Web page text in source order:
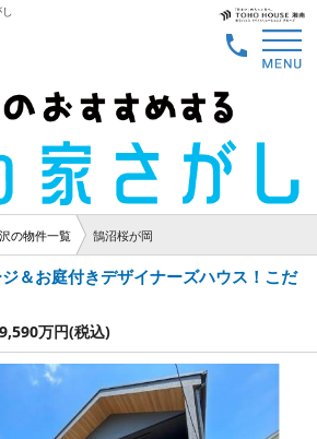
の物件一覧 鵠沼桜が岡
ジ＆お庭付きデザイナーズハウス！こだ
9,590万円(税込)